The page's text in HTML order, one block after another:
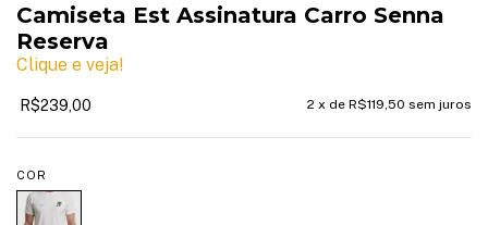
Camiseta Est Assinatura Carro Senna
Reserva
Clique e veja!
R$239,00 2 x de R$119,50 sem juros
COR